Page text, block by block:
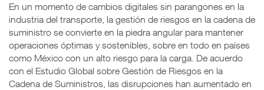
En un momento de cambios digitales sin parangones en la
industria del transporte, la gestión de riesgos en la cadena de
suministro se convierte en la piedra angular para mantener
operaciones óptimas y sostenibles, sobre en todo en países
como México con un alto riesgo para la carga. De acuerdo
con el Estudio Global sobre Gestión de Riesgos en la
Cadena de Suministros, las disrupciones han aumentado en